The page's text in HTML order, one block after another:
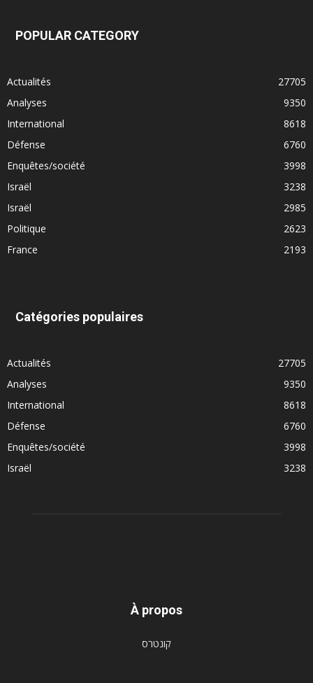
POPULAR CATEGORY
Actualités
27705
Analyses
9350
International
8618
Défense
6760
Enquêtes/société
3998
Israël
3238
Israël
2985
Politique
2623
France
2193
Catégories populaires
Actualités
27705
Analyses
9350
International
8618
Défense
6760
Enquêtes/société
3998
Israël
3238
À propos
קונטרס